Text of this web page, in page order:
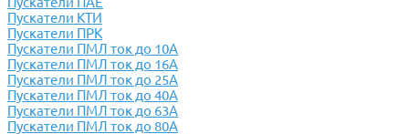
Пускатели КТИ
Пускатели ПРК
Пускатели ПМЛ ток до 10А
Пускатели ПМЛ ток до 16А
Пускатели ПМЛ ток до 25А
Пускатели ПМЛ ток до 40А
Пускатели ПМЛ ток до 63А
Пускатели ПМЛ ток до 80А